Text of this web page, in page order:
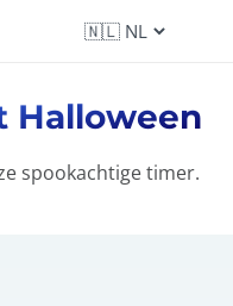
Halloween
spookachtige timer.